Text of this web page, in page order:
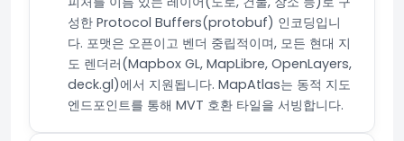
성한 Protocol Buffers(protobuf) 인코딩입니
다. 포맷은 오픈이고 벤더 중립적이며, 모든 현대 지
도 렌더러(Mapbox GL, MapLibre, OpenLayers,
deck.gl)에서 지원됩니다. MapAtlas는 동적 지도
엔드포인트를 통해 MVT 호환 타일을 서빙합니다.